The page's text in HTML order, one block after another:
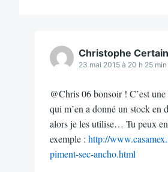
Christophe Certain
23 mai 2015 à 20 h 25 min
@Chris 06 bonsoir ! C’est
qui m’en a donné un stock en
alors je les utilise… Tu peux
exemple :http://
piment-sec-ancho.html